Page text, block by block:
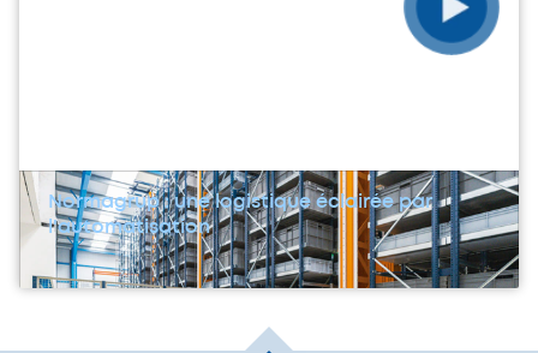
Normagrup : une logistique éclairée par
l'automatisation